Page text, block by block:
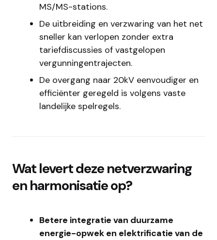
MS/MS-stations.
De uitbreiding en verzwaring van het net
sneller kan verlopen zonder extra
tariefdiscussies of vastgelopen
vergunningentrajecten.
De overgang naar 20kV eenvoudiger en
efficiënter geregeld is volgens vaste
landelijke spelregels.
Wat levert deze netverzwaring
en harmonisatie op?
Betere integratie van duurzame
energie-opwek en elektrificatie van de